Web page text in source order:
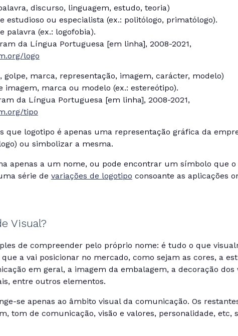
discurso, linguagem, estudo, teoria)
estudioso ou especialista (ex.: politólogo, primatólogo).
palavra (ex.: logofobia).
da Língua Portuguesa [em linha], 2008-2021,
logo
golpe, marca, representação, imagem, carácter, modelo)
imagem, marca ou modelo (ex.: estereótipo).
da Língua Portuguesa [em linha], 2008-2021,
tipo
que logotipo é apenas uma representação gráfica da
ou simbolizar a mesma.
apenas a um nome, ou pode encontrar um símbolo que o
série de variações de logotipo consoante as aplicações
Visual?
de compreender pelo próprio nome: é tudo o que
a vai posicionar no mercado, como sejam as cores, a
em geral, a imagem da embalagem, a decoração dos
entre outros elementos.
se apenas ao âmbito visual da comunicação. Os
tom de comunicação, visão e valores, personalidade, etc,